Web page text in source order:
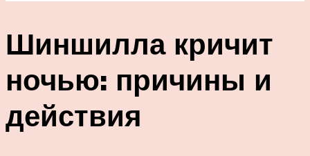
Шиншилла кричит
ночью: причины и
действия